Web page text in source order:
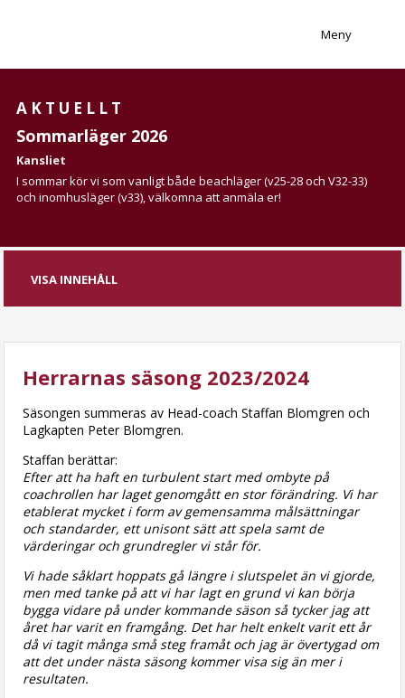
Meny
AKTUELLT
Sommarläger 2026
Kansliet
I sommar kör vi som vanligt både beachläger (v25-28 och V32-33)
och inomhusläger (v33), välkomna att anmäla er!
VISA INNEHÅLL
Herrarnas säsong 2023/2024
Säsongen summeras av Head-coach Staffan Blomgren och
Lagkapten Peter Blomgren.
Staffan berättar:
Efter att ha haft en turbulent start med ombyte på
coachrollen har laget genomgått en stor förändring. Vi har
etablerat mycket i form av gemensamma målsättningar
och standarder, ett unisont sätt att spela samt de
värderingar och grundregler vi står för.
Vi hade såklart hoppats gå längre i slutspelet än vi gjorde,
men med tanke på att vi har lagt en grund vi kan börja
bygga vidare på under kommande säson så tycker jag att
året har varit en framgång. Det har helt enkelt varit ett år
då vi tagit många små steg framåt och jag är övertygad om
att det under nästa säsong kommer visa sig än mer i
resultaten.